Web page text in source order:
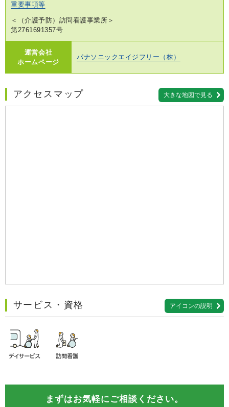
重要事項等
＜（介護予防）訪問看護事業所＞
第2761691357号
運営会社
ホームページ
パナソニックエイジフリー（株）
アクセスマップ 大きな地図で見る
サービス・資格 アイコンの説明
まずはお気軽にご相談ください。